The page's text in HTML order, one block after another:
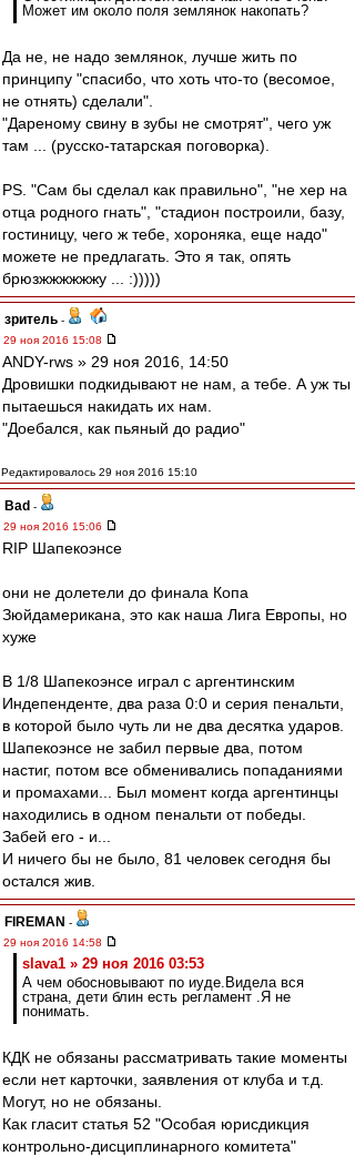
Может им около поля землянок накопать?
Да не, не надо землянок, лучше жить по
принципу "спасибо, что хоть что-то (весомое,
не отнять) сделали".
"Дареному свину в зубы не смотрят", чего уж
там ... (русско-татарская поговорка).
PS. "Сам бы сделал как правильно", "не хер на
отца родного гнать", "стадион построили, базу,
гостиницу, чего ж тебе, хороняка, еще надо"
можете не предлагать. Это я так, опять
брюзжжжжжжу ... :)))))
зpитель -
29 ноя 2016 15:08
ANDY-rws » 29 ноя 2016, 14:50
Дровишки подкидывают не нам, а тебе. А уж ты
пытаешься накидать их нам.
"Доебался, как пьяный до радио"
Редактировалось 29 ноя 2016 15:10
Bad -
29 ноя 2016 15:06
RIP Шапекоэнсе
они не долетели до финала Копа
Зюйдамерикана, это как наша Лига Европы, но
хуже
В 1/8 Шапекоэнсе играл с аргентинским
Индепенденте, два раза 0:0 и серия пенальти,
в которой было чуть ли не два десятка ударов.
Шапекоэнсе не забил первые два, потом
настиг, потом все обменивались попаданиями
и промахами... Был момент когда аргентинцы
находились в одном пенальти от победы.
Забей его - и...
И ничего бы не было, 81 человек сегодня бы
остался жив.
FIREMAN -
29 ноя 2016 14:58
slava1 » 29 ноя 2016 03:53
А чем обосновывают по иуде.Видела вся
страна, дети блин есть регламент .Я не
понимать.
КДК не обязаны рассматривать такие моменты
если нет карточки, заявления от клуба и т.д.
Могут, но не обязаны.
Как гласит статья 52 "Особая юрисдикция
контрольно-дисциплинарного комитета"